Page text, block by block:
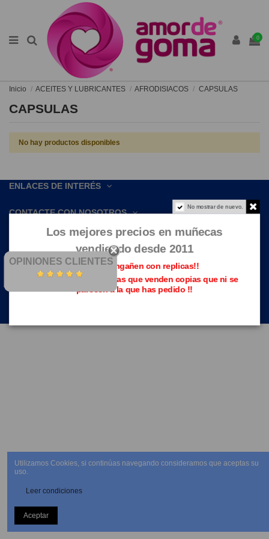
0
Inicio ACEITES Y LUBRICANTES AFRODISIACOS CAPSULAS
CAPSULAS
No hay productos disponibles
ENLACES DE INTERÉS
CONTACTE CON NOSOTROS
OPINIONES CLIENTES
No mostrar de nuevo.
Los mejores precios en muñecas
vendiendo desde 2011
Que no te engañen con replicas!!
Evita las páginas piratas que venden copias que ni se
parecen a la que has pedido !!
Utilizamos Cookies, si continúas navegando consideramos que aceptas su
uso.
Leer condiciones
Aceptar